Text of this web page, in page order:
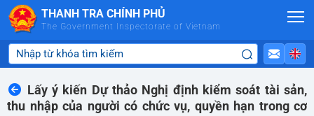
Skip to Main Content
THANH TRA CHÍNH PHỦ
The Government Inspectorate of Vietnam
Lấy ý kiến Dự thảo Nghị định kiểm soát tài sản,
thu nhập của người có chức vụ, quyền hạn trong cơ